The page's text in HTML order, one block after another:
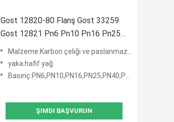
Gost 12820-80 Flanş Gost 33259
Gost 12821 Pn6 Pn10 Pn16 Pn25
Pn64 Pn100 St20
Malzeme:Karbon çeliği ve paslanmaz çelik
yaka:hafif yağ
Basınç:PN6,PN10,PN16,PN25,PN40,PN64,PN100,
ŞIMDI BAŞVURUN